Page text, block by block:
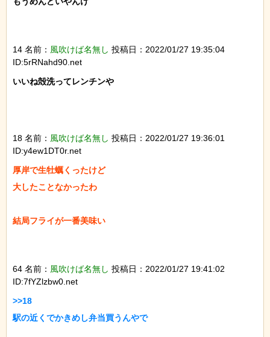
14 名前： 風吹けば名無し 投稿日：2022/01/27 19:35:04
ID:5rRNahd90.net
いいね殻洗ってレンチンや
18 名前： 風吹けば名無し 投稿日：2022/01/27 19:36:01
ID:y4ew1DT0r.net
厚岸で生牡蠣くったけど
大したことなかったわ
結局フライが一番美味い
64 名前： 風吹けば名無し 投稿日：2022/01/27 19:41:02
ID:7fYZlzbw0.net
>>18
駅の近くでかきめし弁当買うんやで